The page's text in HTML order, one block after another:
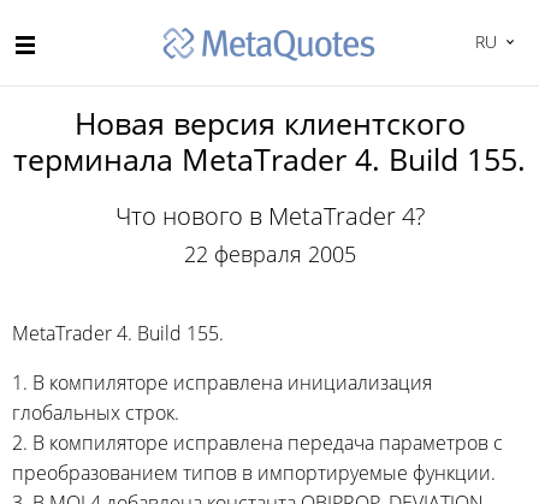
RU
Новая версия клиентского
терминала MetaTrader 4. Build 155.
Что нового в MetaTrader 4?
22 февраля 2005
MetaTrader 4. Build 155.
1. В компиляторе исправлена инициализация
глобальных строк.
2. В компиляторе исправлена передача параметров с
преобразованием типов в импортируемые функции.